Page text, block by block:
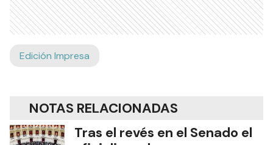
Edición Impresa
NOTAS RELACIONADAS
Tras el revés en el Senado el